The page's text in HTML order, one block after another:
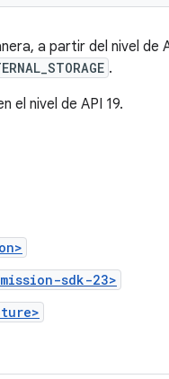
a partir del nivel de
.
el nivel de API 19.
sdk-23>